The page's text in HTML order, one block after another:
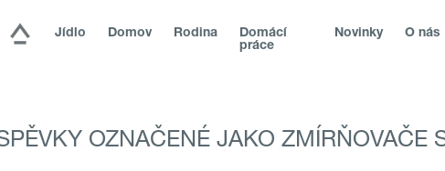
Jídlo Domov Rodina
Domácí
práce
Novinky O nás
republika | Slovenská republika |Magyarország |Hrvatska|Srbija |
OZNAČENÉ JAKO ZMÍRŇOVAČE